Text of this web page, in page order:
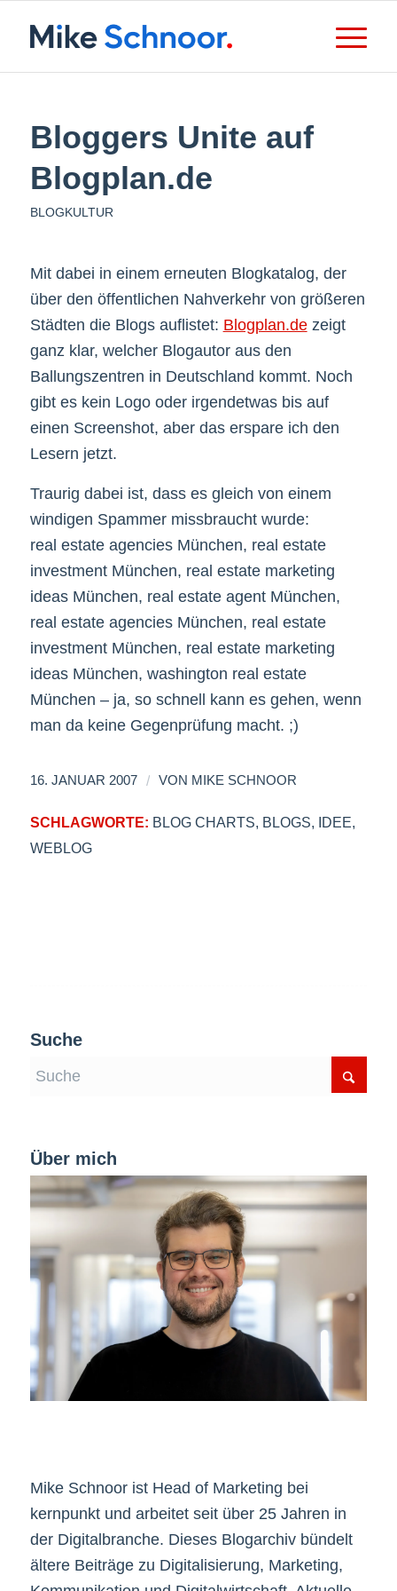
Bloggers Unite auf
Blogplan.de
BLOGKULTUR
Mit dabei in einem erneuten Blogkatalog, der
über den öffentlichen Nahverkehr von größeren
Städten die Blogs auflistet: Blogplan.dezeigt
ganz klar, welcher Blogautor aus den
Ballungszentren in Deutschland kommt. Noch
gibt es kein Logo oder irgendetwas bis auf
einen Screenshot, aber das erspare ich den
Lesern jetzt.
Traurig dabei ist, dass es gleich von einem
windigen Spammer missbraucht wurde:
real estate agencies München, real estate
investment München, real estate marketing
ideas München, real estate agent München,
real estate agencies München, real estate
investment München, real estate marketing
ideas München, washington real estate
München – ja, so schnell kann es gehen, wenn
man da keine Gegenprüfung macht. ;)
16. JANUAR 2007 / VON MIKE SCHNOOR
SCHLAGWORTE: BLOG CHARTS, BLOGS, IDEE,
WEBLOG
Suche
Über mich
Mike Schnoor ist Head of Marketing bei
kernpunkt und arbeitet seit über 25 Jahren in
der Digitalbranche. Dieses Blogarchiv bündelt
ältere Beiträge zu Digitalisierung, Marketing,